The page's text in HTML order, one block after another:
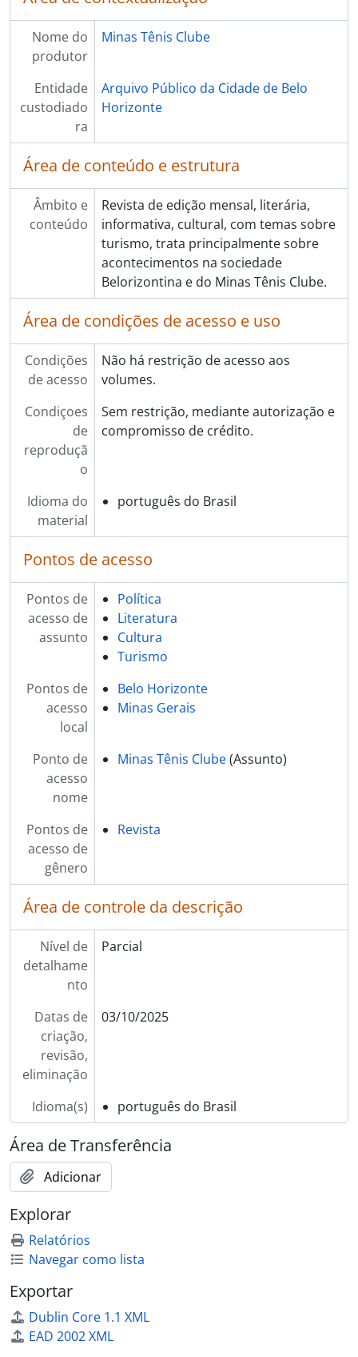
Nome do
produtor
Minas Tênis Clube
Entidade
custodiado
ra
Arquivo Público da Cidade de Belo
Horizonte
Área de conteúdo e estrutura
Âmbito e
conteúdo
Revista de edição mensal, literária,
informativa, cultural, com temas sobre
turismo, trata principalmente sobre
acontecimentos na sociedade
Belorizontina e do Minas Tênis Clube.
Área de condições de acesso e uso
Condições
de acesso
Não há restrição de acesso aos
volumes.
Condiçoes
de
reproduçã
o
Sem restrição, mediante autorização e
compromisso de crédito.
Idioma do
material
português do Brasil
Pontos de acesso
Pontos de
acesso de
assunto
Política
Literatura
Cultura
Turismo
Pontos de
acesso
local
Belo Horizonte
Minas Gerais
Ponto de
acesso
nome
Minas Tênis Clube(Assunto)
Pontos de
acesso de
gênero
Revista
Área de controle da descrição
Nível de
detalhame
nto
Parcial
Datas de
criação,
revisão,
eliminação
03/10/2025
Idioma(s) português do Brasil
Área de Transferência
Adicionar
Explorar
Relatórios
Navegar como lista
Exportar
Dublin Core 1.1 XML
EAD 2002 XML